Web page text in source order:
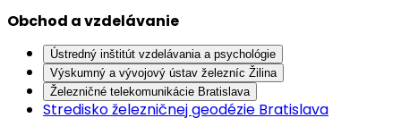
Obchod a vzdelávanie
Ústredný inštitút vzdelávania a psychológie
Výskumný a vývojový ústav železníc Žilina
Železničné telekomunikácie Bratislava
Stredisko železničnej geodézie Bratislava